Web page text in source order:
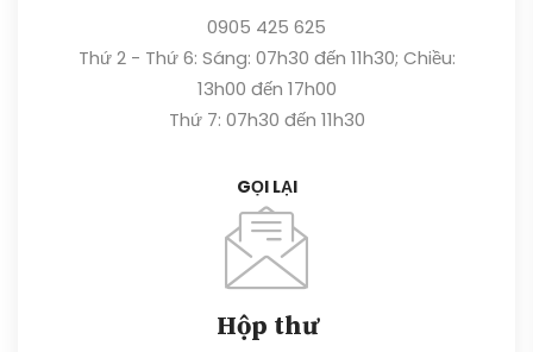
0905 425 625
Thứ 2 - Thứ 6: Sáng: 07h30 đến 11h30; Chiều:
13h00 đến 17h00
Thứ 7: 07h30 đến 11h30
GỌI LẠI
Hộp thư